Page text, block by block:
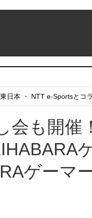
日本 ・ NTT e-Sportsとコ
会も開催
ゲーマ